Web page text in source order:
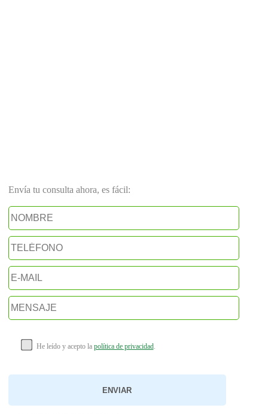
Envía tu consulta ahora, es fácil:
He leído y acepto la política de privacidad.